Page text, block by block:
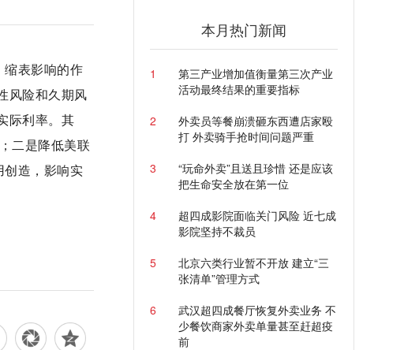
表影响的作
风险和久期风
际利率。其
二是降低美联
造，影响实
本月热门新闻
1
第三产业增加值衡量第三次产业
活动最终结果的重要指标
2
外卖员等餐崩溃砸东西遭店家殴
打 外卖骑手抢时间问题严重
3
“玩命外卖”且送且珍惜 还是应该
把生命安全放在第一位
4
超四成影院面临关门风险 近七成
影院坚持不裁员
5
北京六类行业暂不开放 建立“三
张清单”管理方式
6
武汉超四成餐厅恢复外卖业务 不
少餐饮商家外卖单量甚至赶超疫
前